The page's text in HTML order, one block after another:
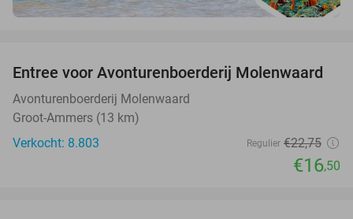
27%
Entree voor Avonturenboerderij Molenwaard
Avonturenboerderij Molenwaard
Groot-Ammers (13 km)
Verkocht: 8.803
Regulier €22,75
€16,50